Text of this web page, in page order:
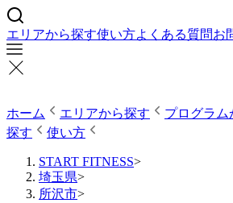
エリアから探す使い方よくある質問お
ホーム エリアから探す プログラム
探す
使い方
START FITNESS>
埼玉県>
所沢市>